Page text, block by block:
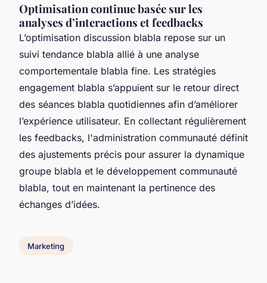
Optimisation continue basée sur les
analyses d’interactions et feedbacks
L’optimisation discussion blabla repose sur un
suivi tendance blabla allié à une analyse
comportementale blabla fine. Les stratégies
engagement blabla s’appuient sur le retour direct
des séances blabla quotidiennes afin d’améliorer
l’expérience utilisateur. En collectant régulièrement
les feedbacks, l'administration communauté définit
des ajustements précis pour assurer la dynamique
groupe blabla et le développement communauté
blabla, tout en maintenant la pertinence des
échanges d’idées.
Marketing